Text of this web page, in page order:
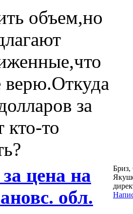
объем,но
верю.Откуда
за
то
цена на
обл.